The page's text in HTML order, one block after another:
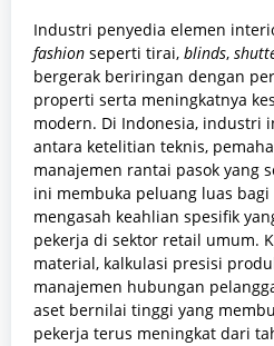
Industri penyedia elemen
fashion seperti tirai, blinds,
bergerak beriringan dengan
properti serta meningkatnya
modern. Di Indonesia, industri
antara ketelitian teknis,
manajemen rantai pasok yang
ini membuka peluang luas
mengasah keahlian spesifik
pekerja di sektor retail umum.
material, kalkulasi presisi
manajemen hubungan
aset bernilai tinggi yang
pekerja terus meningkat dari